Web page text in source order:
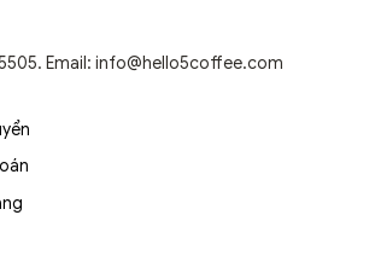
Email: info@hello5coffee.com